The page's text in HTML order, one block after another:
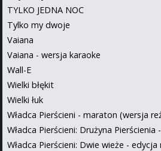
TYLKO JEDNA NOC
Tylko my dwoje
Vaiana
Vaiana - wersja karaoke
Wall-E
Wielki błękit
Wielki łuk
Władca Pierścieni - maraton (wersja
Władca Pierścieni: Drużyna Pierścienia
Władca Pierścieni: Dwie wieże -